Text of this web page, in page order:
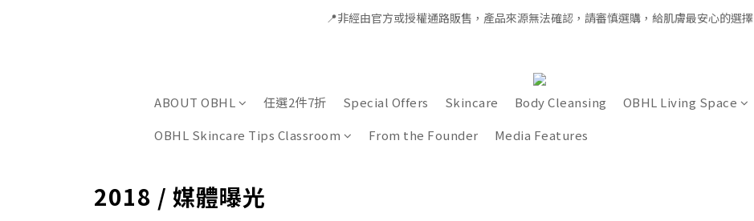
全館滿千免運 × 新用戶即享 $100 禮遇
📍非經由官方或授權通路販售，產品來源無法確認，請審慎選購，給肌膚最安心的選擇
ABOUT OBHL 任選2件7折 Special Offers Skincare Body Cleansing
OBHL Living Space
OBHL Skincare Tips Classroom
From the Founder Media Features
2018 / 媒體曝光